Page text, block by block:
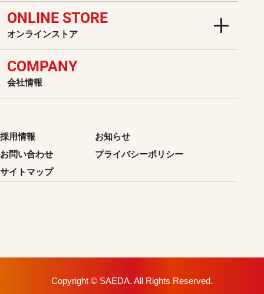
ONLINE STORE
オンラインストア
COMPANY
会社情報
採用情報
お知らせ
お問い合わせ
プライバシーポリシー
サイトマップ
Copyright © SAEDA. All Rights Reserved.